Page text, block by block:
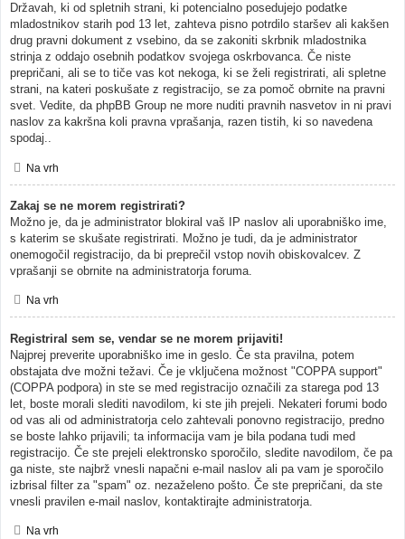
Državah, ki od spletnih strani, ki potencialno posedujejo podatke
mladostnikov starih pod 13 let, zahteva pisno potrdilo staršev ali kakšen
drug pravni dokument z vsebino, da se zakoniti skrbnik mladostnika
strinja z oddajo osebnih podatkov svojega oskrbovanca. Če niste
prepričani, ali se to tiče vas kot nekoga, ki se želi registrirati, ali spletne
strani, na kateri poskušate z registracijo, se za pomoč obrnite na pravni
svet. Vedite, da phpBB Group ne more nuditi pravnih nasvetov in ni pravi
naslov za kakršna koli pravna vprašanja, razen tistih, ki so navedena
spodaj..
Na vrh
Zakaj se ne morem registrirati?
Možno je, da je administrator blokiral vaš IP naslov ali uporabniško ime,
s katerim se skušate registrirati. Možno je tudi, da je administrator
onemogočil registracijo, da bi preprečil vstop novih obiskovalcev. Z
vprašanji se obrnite na administratorja foruma.
Na vrh
Registriral sem se, vendar se ne morem prijaviti!
Najprej preverite uporabniško ime in geslo. Če sta pravilna, potem
obstajata dve možni težavi. Če je vključena možnost "COPPA support"
(COPPA podpora) in ste se med registracijo označili za starega pod 13
let, boste morali slediti navodilom, ki ste jih prejeli. Nekateri forumi bodo
od vas ali od administratorja celo zahtevali ponovno registracijo, predno
se boste lahko prijavili; ta informacija vam je bila podana tudi med
registracijo. Če ste prejeli elektronsko sporočilo, sledite navodilom, če pa
ga niste, ste najbrž vnesli napačni e-mail naslov ali pa vam je sporočilo
izbrisal filter za "spam" oz. nezaželeno pošto. Če ste prepričani, da ste
vnesli pravilen e-mail naslov, kontaktirajte administratorja.
Na vrh